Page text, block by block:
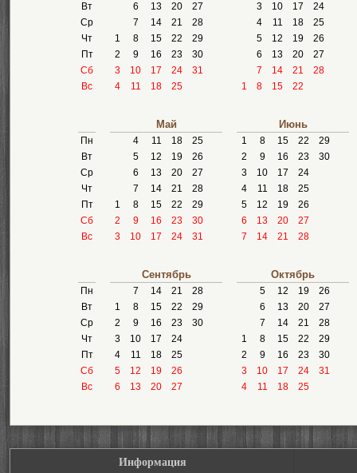
Вт
Ср
Чт
Пт
Сб
Вс
6
13 20
27
7
14 21
28
1
8 15 22
29
2
9 16 23
30
3
10 17 24
31
4
11 18 25
3
10 17
24
4
11 18
25
5
12 19
26
6
13 20
27
7
14 21
28
1
8 15 22
Пн
Вт
Ср
Чт
Пт
Сб
Вс
Май
4 11 18
25
5
12 19
26
6
13 20
27
7
14 21
28
1
8 15 22
29
2
9 16 23
30
3
10 17 24 31
Июнь
1 8 15 22
29
2
9 16 23
30
3
10 17
24
4
11 18
25
5
12 19
26
6
13 20
27
7
14 21 28
Пн
Вт
Ср
Чт
Пт
Сб
Вс
Сентябрь
7 14 21
28
1
8 15 22
29
2
9 16 23
30
3
10 17
24
4
11 18
25
5
12 19
26
6
13 20 27
Октябрь
5 12 19
26
6
13 20
27
7
14 21
28
1
8 15 22
29
2
9 16 23
30
3
10 17 24
31
4
11 18 25
Информация